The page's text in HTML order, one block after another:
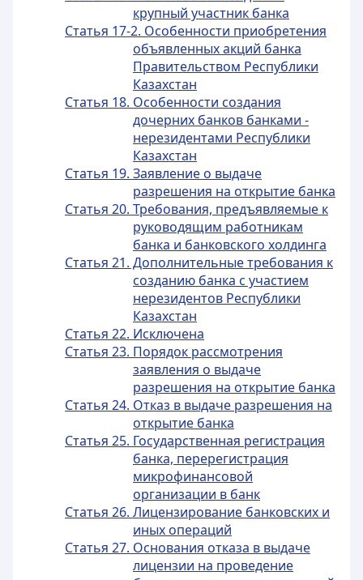
крупный участник банка
Статья 17-2. Особенности приобретения
объявленных акций банка
Правительством Республики
Казахстан
Статья 18. Особенности создания
дочерних банков банками -
нерезидентами Республики
Казахстан
Статья 19. Заявление о выдаче
разрешения на открытие банка
Статья 20. Требования, предъявляемые к
руководящим работникам
банка и банковского холдинга
Статья 21. Дополнительные требования к
созданию банка с участием
нерезидентов Республики
Казахстан
Статья 22. Исключена
Статья 23. Порядок рассмотрения
заявления о выдаче
разрешения на открытие банка
Статья 24. Отказ в выдаче разрешения на
открытие банка
Статья 25. Государственная регистрация
банка, перерегистрация
микрофинансовой
организации в банк
Статья 26. Лицензирование банковских и
иных операций
Статья 27. Основания отказа в выдаче
лицензии на проведение